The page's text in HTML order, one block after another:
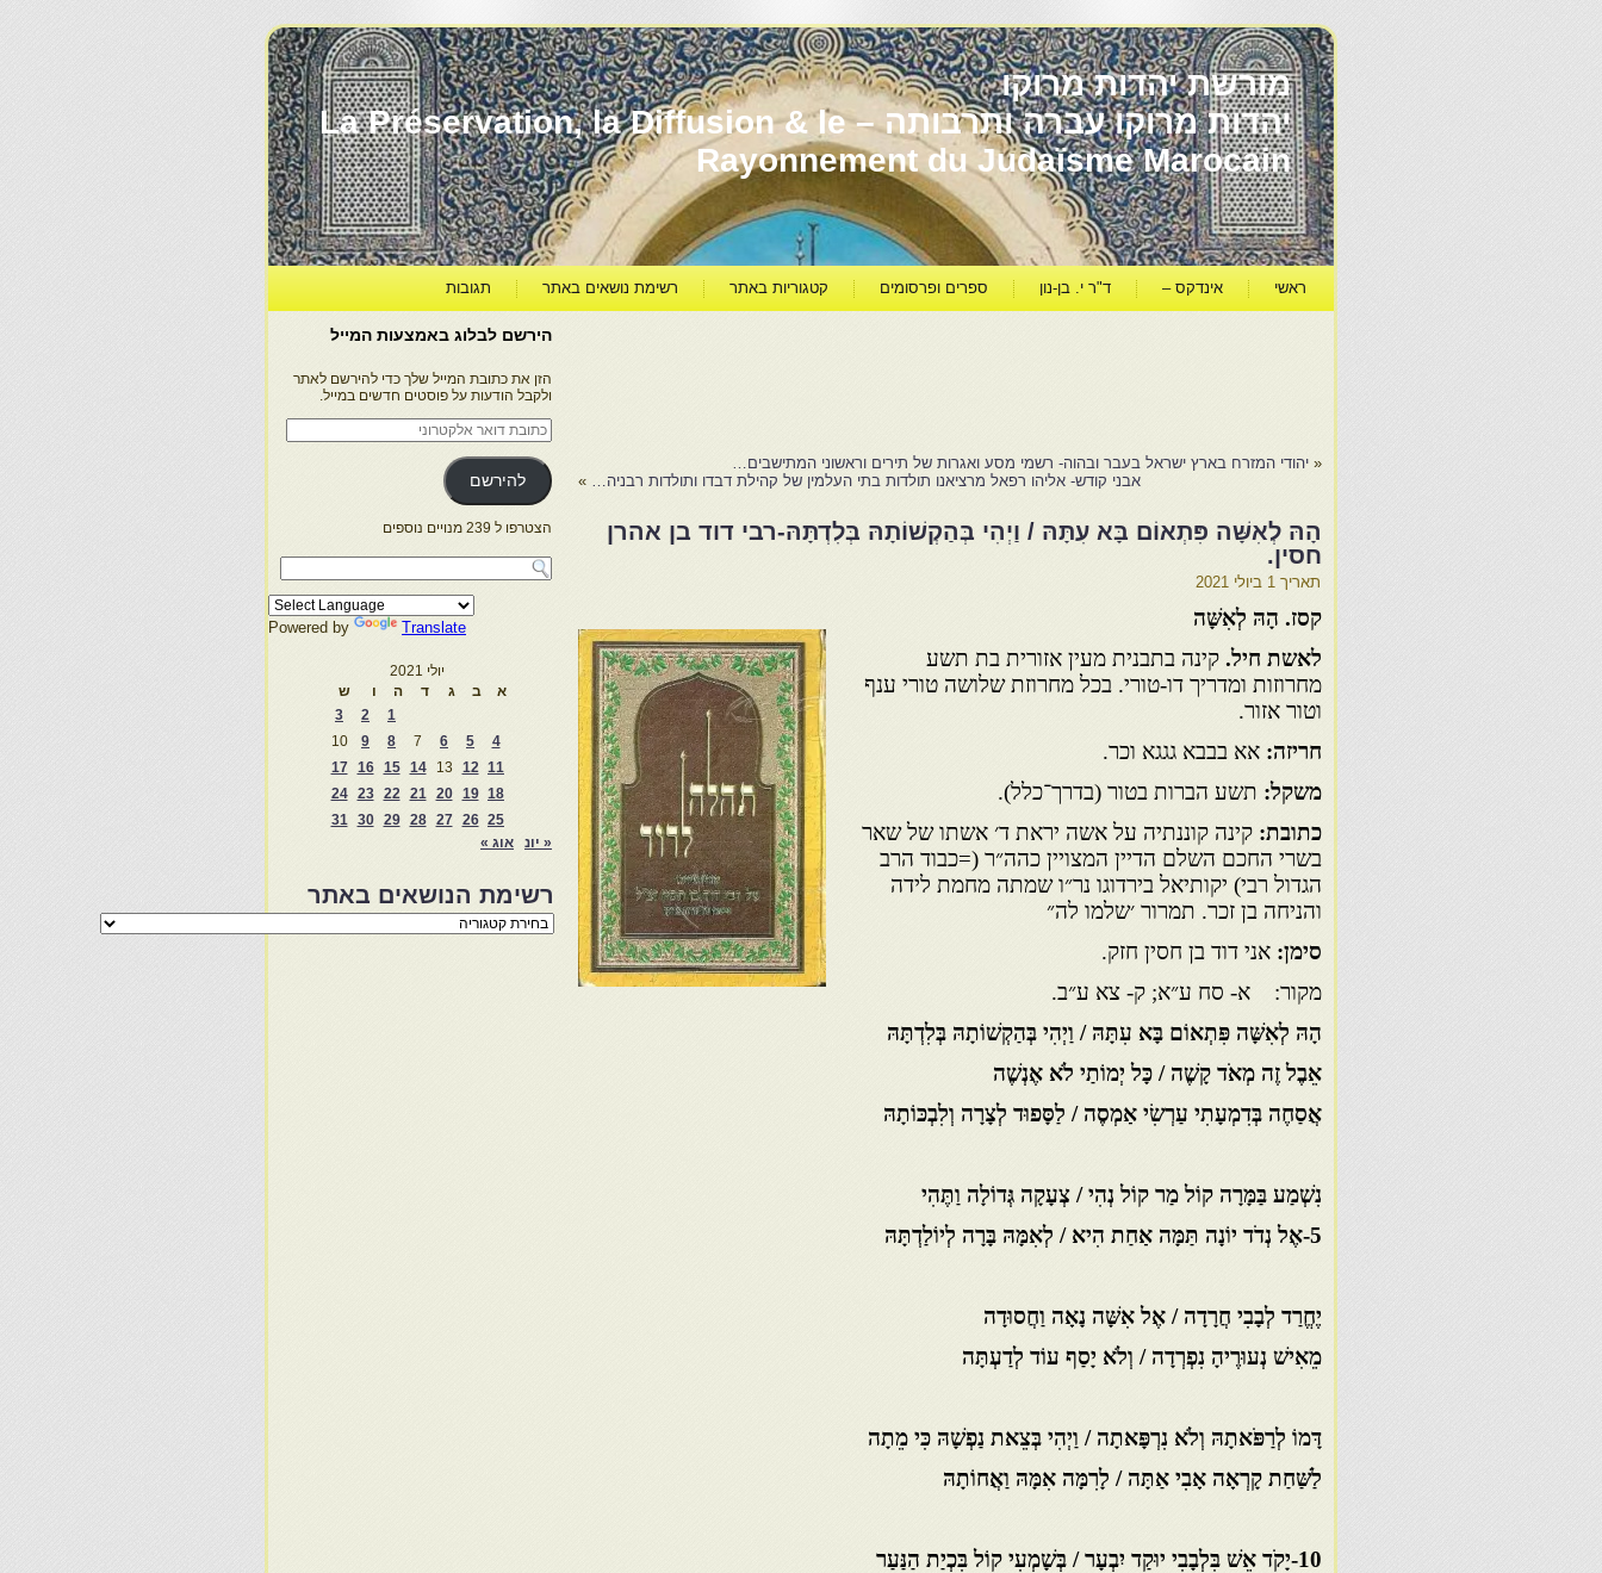
מורשת יהדות מרוקו
יהדות מרוקו עברה ותרבותה – La Préservation, la Diffusion & le
Rayonnement du Judaïsme Marocain
ראשי אינדקס – ד"ר י. בן-נון ספרים ופרסומים קטגוריות באתר רשימת נושאים באתר תגובות
« יהודי המזרח בארץ ישראל בעבר ובהוה- רשמי מסע ואגרות של תירים וראשוני המתישבים…
אבני קודש- אליהו רפאל מרציאנו תולדות בתי העלמין של קהילת דבדו ותולדות רבניה… »
הָהּ לְאִשָּׁה פִּתְאוֹם בָּא עִתָּהּ / וַיְהִי בְּהַקְשׁוֹתָהּ בְּלִדְתָּהּ-רבי דוד בן אהרן
חסין.
תאריך 1 ביולי 2021
קסז. הָהּ לְאִשָּׁה
לאשת חיל. קינה בתבנית מעין אזורית בת תשע
מחרוזות ומדריך דו-טורי. בכל מחרוזת שלושה טורי ענף
וטור אזור.
חריזה: אא בבבא גגגא וכר.
משקל: תשע הברות בטור (בדרך־כלל).
כתובת: קינה קוננתיה על אשה יראת ד׳ אשתו של שאר
בשרי החכם השלם הדיין המצויין כהה״ר (=כבוד הרב
הגדול רבי) יקותיאל בירדוגו נר״ו שמתה מחמת לידה
והניחה בן זכר. תמרור ׳שלמו לה״
סימן: אני דוד בן חסין חזק.
מקור: א- סח ע״א; ק- צא ע״ב.
הָהּ לְאִשָּׁה פִּתְאוֹם בָּא עִתָּהּ / וַיְהִי בְּהַקְשׁוֹתָהּ בְּלִדְתָּהּ
אֵבֶל זֶה מְאֹד קָשֶׁה / כָּל יְמוֹתַי לֹא אֶנְשֶׁה
אֲסַחֶה בְּדִמְעָתִי עַרְשִׂי אַמְסֶה / לַסָּפוּד לְצָרָה וְלִבְכּוֹתָהּ
נִשְׁמַע בַּמָּרָה קוֹל מַר קוֹל נְהִי / צְעָקָה גְּדוֹלָה וַתֶּהִי
5-אֶל נְדֹד יוֹנָה תַּמָּה אַחַת הִיא / לְאִמָּהּ בָּרָה לְיוֹלַדְתָּהּ
יֶחֱרַד לְבָבִי חֲרָדָה / אֶל אִשָּׁה נָאָה וַחֲסוּדָה
מֵאִישׁ נְעוּרֶיהָ נִפְרְדָה / וְלֹא יָסַף עוֹד לְדַעְתָּה
דָּמוֹ לְרַפֹּאתָהּ וְלֹא נִרְפָּאתָה / וַיְהִי בְּצֵאת נַפְשָׁהּ כִּי מֵתָה
לַשַּׁחַת קָרְאָה אָבִי אַתָּה / לָרִמָּה אִמָּהּ וַאֲחוֹתָהּ
10-יָקֹד אֵשׁ בִּלְבָבִי יוּקַד יִבְעָר / בְּשָׁמְעִי קוֹל בִּכְיַת הַנַּעַר
הירשם לבלוג באמצעות המייל
הזן את כתובת המייל שלך כדי להירשם לאתר
ולקבל הודעות על פוסטים חדשים במייל.
כתובת
דואר
אלקטרוני
להירשם
הצטרפו ל 239 מנויים נוספים
Powered by Translate
יולי 2021
א
ב ג ד ה ו
ש
1
2
3
4
5
6
7
8
9
10
11
12
13
14
15
16
17
18
19
20
21
22
23
24
25
26
27
28
29
30
31
« יונ
אוג »
רשימת הנושאים באתר
רשימת
הנושאים